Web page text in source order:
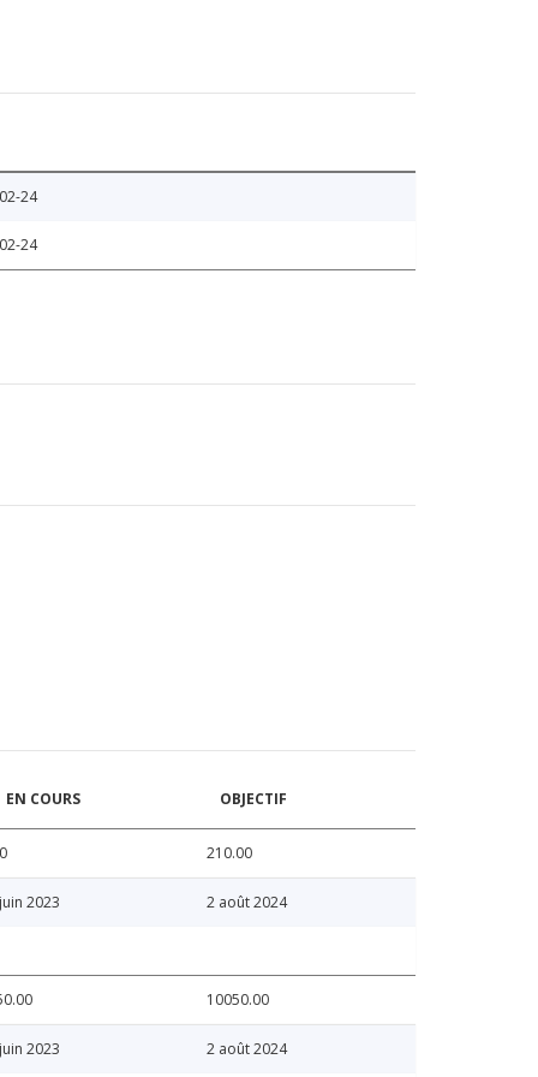
24
24
EN COURS OBJECTIF
210.00
2023 2 août 2024
10050.00
2023 2 août 2024